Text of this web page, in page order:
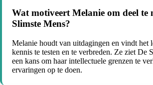
Wat motiveert Melanie om deel te
Slimste Mens?
Melanie houdt van uitdagingen en vindt het
kennis te testen en te verbreden. Ze ziet De
een kans om haar intellectuele grenzen te
ervaringen op te doen.